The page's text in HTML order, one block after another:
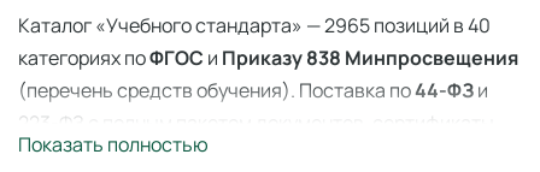
Каталог «Учебного стандарта» — 2965 позиций в 40
категориях поФГОС и Приказу 838 Минпросвещения
(перечень средств обучения). Поставка по44-ФЗи
223-ФЗ с полным пакетом документов, сертификаты
ЕАЭС, гарантия производителя. Доставка по всей
Показать полностью